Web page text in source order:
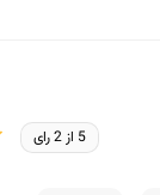
5 از 2 رای